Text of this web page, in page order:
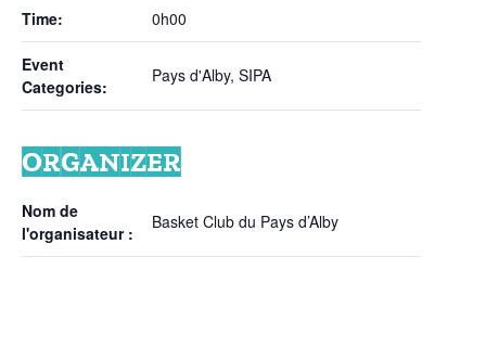
Time: 0h00
Event
Categories:
Pays d'Alby, SIPA
ORGANIZER
Nom de
l'organisateur :
Basket Club du Pays d’Alby